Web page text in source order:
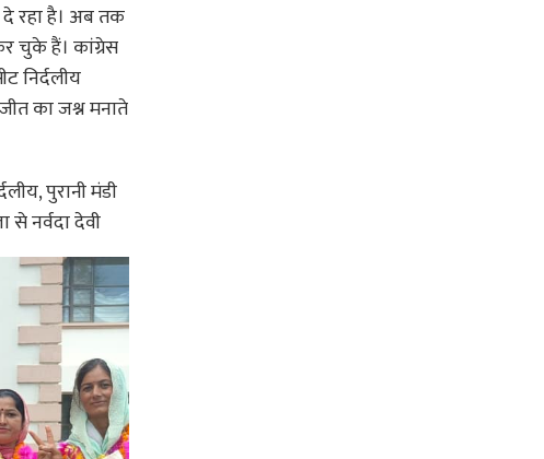
रहा है। अब तक
चुके हैं। कांग्रेस
निर्दलीय
का जश्न मनाते
पुरानी मंडी
से नर्वदा देवी